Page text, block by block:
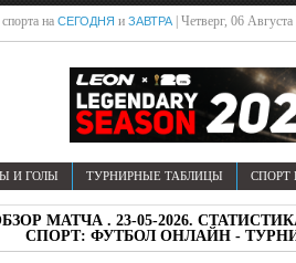
на СЕГОДНЯ и ЗАВТРА| Четверг, 06
И ГОЛЫ ТУРНИРНЫЕ ТАБЛИЦЫ СПОРТ
МАТЧА . 23-05-2026.
СПОРТ: ФУТБОЛ ОНЛАЙН -